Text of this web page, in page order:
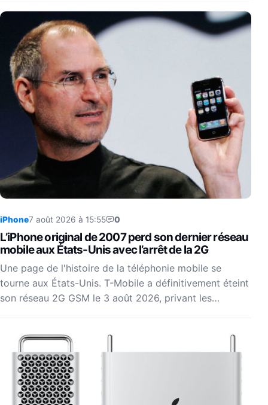
iPhone7 août 2026 à 15:55 0
L’iPhone original de 2007 perd son dernier réseau
mobile aux États-Unis avec l’arrêt de la 2G
Une page de l'histoire de la téléphonie mobile se
tourne aux États-Unis. T-Mobile a définitivement éteint
son réseau 2G GSM le 3 août 2026, privant les…